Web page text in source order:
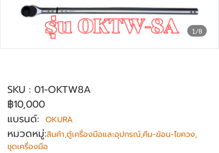
1/8
SKU : 01-OKTW8A
฿10,000
แบรนด์: OKURA
หมวดหมู่:สินค้า,ตู้เครื่องมือและอุปกรณ์,คีม-ฆ้อน-ไขควง,
ชุดเครื่องมือ